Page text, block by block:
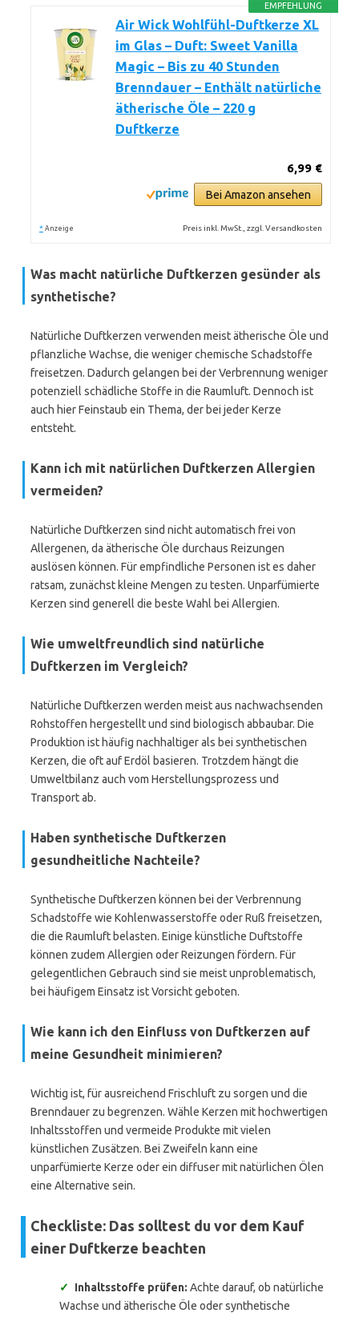
EMPFEHLUNG
Air Wick Wohlfühl-Duftkerze XL
im Glas – Duft: Sweet Vanilla
Magic – Bis zu 40 Stunden
Brenndauer – Enthält natürliche
ätherische Öle – 220 g
Duftkerze
6,99 €
Bei Amazon ansehen
* Anzeige Preis inkl. MwSt., zzgl. Versandkosten
Was macht natürliche Duftkerzen gesünder als
synthetische?
Natürliche Duftkerzen verwenden meist ätherische Öle und
pflanzliche Wachse, die weniger chemische Schadstoffe
freisetzen. Dadurch gelangen bei der Verbrennung weniger
potenziell schädliche Stoffe in die Raumluft. Dennoch ist
auch hier Feinstaub ein Thema, der bei jeder Kerze
entsteht.
Kann ich mit natürlichen Duftkerzen Allergien
vermeiden?
Natürliche Duftkerzen sind nicht automatisch frei von
Allergenen, da ätherische Öle durchaus Reizungen
auslösen können. Für empfindliche Personen ist es daher
ratsam, zunächst kleine Mengen zu testen. Unparfümierte
Kerzen sind generell die beste Wahl bei Allergien.
Wie umweltfreundlich sind natürliche
Duftkerzen im Vergleich?
Natürliche Duftkerzen werden meist aus nachwachsenden
Rohstoffen hergestellt und sind biologisch abbaubar. Die
Produktion ist häufig nachhaltiger als bei synthetischen
Kerzen, die oft auf Erdöl basieren. Trotzdem hängt die
Umweltbilanz auch vom Herstellungsprozess und
Transport ab.
Haben synthetische Duftkerzen
gesundheitliche Nachteile?
Synthetische Duftkerzen können bei der Verbrennung
Schadstoffe wie Kohlenwasserstoffe oder Ruß freisetzen,
die die Raumluft belasten. Einige künstliche Duftstoffe
können zudem Allergien oder Reizungen fördern. Für
gelegentlichen Gebrauch sind sie meist unproblematisch,
bei häufigem Einsatz ist Vorsicht geboten.
Wie kann ich den Einfluss von Duftkerzen auf
meine Gesundheit minimieren?
Wichtig ist, für ausreichend Frischluft zu sorgen und die
Brenndauer zu begrenzen. Wähle Kerzen mit hochwertigen
Inhaltsstoffen und vermeide Produkte mit vielen
künstlichen Zusätzen. Bei Zweifeln kann eine
unparfümierte Kerze oder ein diffuser mit natürlichen Ölen
eine Alternative sein.
Checkliste: Das solltest du vor dem Kauf
einer Duftkerze beachten
✓ Inhaltsstoffe prüfen: Achte darauf, ob natürliche
Wachse und ätherische Öle oder synthetische